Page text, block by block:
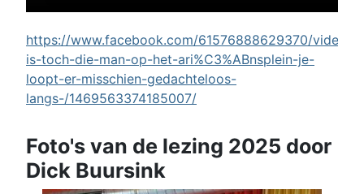
https://www.facebook.com/61576888629370/videos/
is-toch-die-man-op-het-ari%C3%ABnsplein-je-
loopt-er-misschien-gedachteloos-
langs-/1469563374185007/
Foto's van de lezing 2025 door
Dick Buursink